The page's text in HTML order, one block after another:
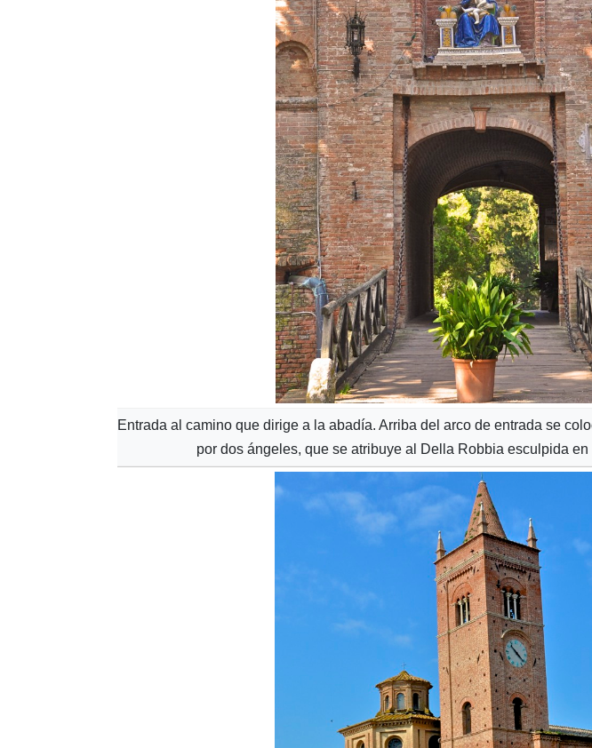
Entrada al camino que dirige a la abadía. Arriba del arco de entrada se
por dos ángeles, que se atribuye al Della Robbia esculpida